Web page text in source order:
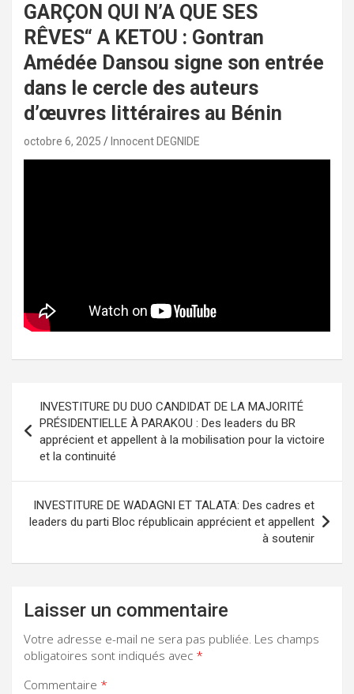
GARÇON QUI N’A QUE SES
RÊVES“ A KETOU : Gontran
Amédée Dansou signe son entrée
dans le cercle des auteurs
d’œuvres littéraires au Bénin
octobre 6, 2025 Innocent DEGNIDE
de
l’article
INVESTITURE DU DUO CANDIDAT DE LA MAJORITÉ
PRÉSIDENTIELLE À PARAKOU : Des leaders du BR
apprécient et appellent à la mobilisation pour la victoire
et la continuité
INVESTITURE DE WADAGNI ET TALATA: Des cadres et
leaders du parti Bloc républicain apprécient et appellent
à soutenir
Laisser un commentaire
Votre adresse e-mail ne sera pas publiée. Les champs
obligatoires sont indiqués avec *
Commentaire *